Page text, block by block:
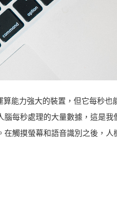
算能力強大的裝置，但它每秒
腦每秒處理的大量數據，這是
在觸摸螢幕和語音識別之後，人